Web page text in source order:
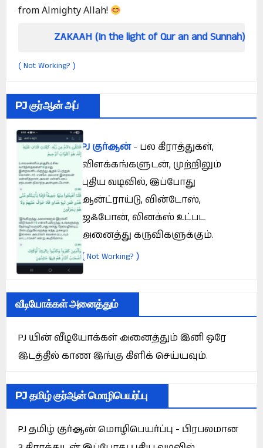
from Almighty Allah!
(In the light of Qur an and Sunnah)
( Not Working? )
PJ குர்ஆன் அப்
PJ குர்ஆன்- பல கிராத்துகள்,
விளக்கங்களுடன், முற்றிலும்
புதிய வடிவில், இப்போது
ஆன்ட்ராய்டு, வின்டோஸ்,
ஜஃபோன், லினக்ஸ் உட்பட
அனைத்து கருவிகளுக்கும்.
(Not Working? )
வீடியோக்கள் அனைத்தும்
PJ யின் வீடியோக்கள் அனைத்தும் இனி ஒரே
இடத்தில் காண இங்கு கிளிக் செய்யவும்.
PJ தமிழ் குர்ஆன் மொழிபெயர்ப்பு
PJ தமிழ் குர்ஆன் மொழிபெயர்ப்பு - பிரபலமான